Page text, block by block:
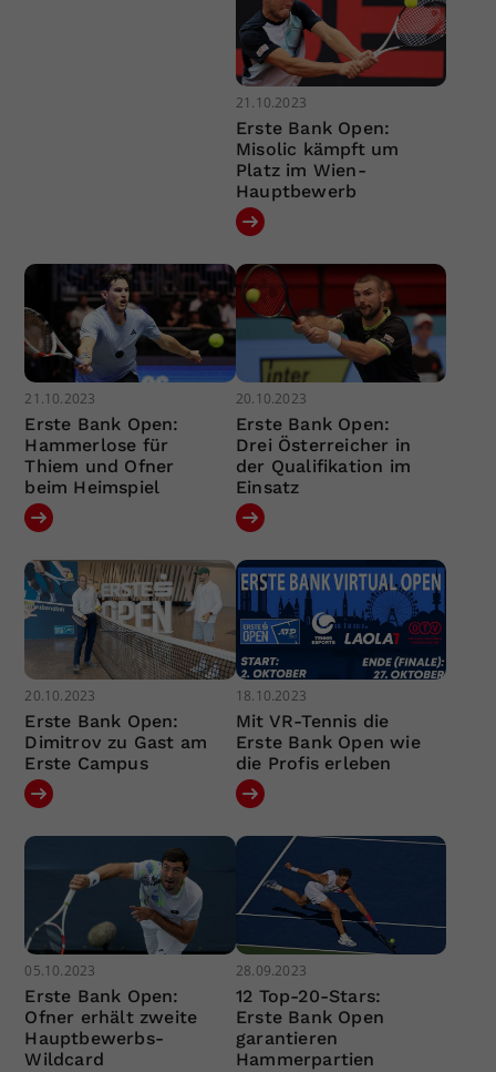
21.10.2023
Erste Bank Open:
Misolic kämpft um
Platz im Wien-
Hauptbewerb
21.10.2023
Erste Bank Open:
Hammerlose für
Thiem und Ofner
beim Heimspiel
20.10.2023
Erste Bank Open:
Drei Österreicher in
der Qualifikation im
Einsatz
20.10.2023
Erste Bank Open:
Dimitrov zu Gast am
Erste Campus
18.10.2023
Mit VR-Tennis die
Erste Bank Open wie
die Profis erleben
05.10.2023
Erste Bank Open:
Ofner erhält zweite
Hauptbewerbs-
Wildcard
28.09.2023
12 Top-20-Stars:
Erste Bank Open
garantieren
Hammerpartien